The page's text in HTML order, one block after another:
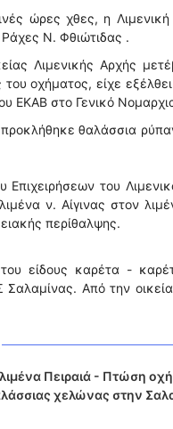
ώρες χθες, η
Ν. Φθιώτιδας .
Λιμενικής Αρχής
του οχήματος, είχε
ΕΚΑΒ στο Γενικό
προκλήθηκε θαλάσσια
Επιχειρήσεων του
ν. Αίγινας στον
περίθαλψης.
είδους καρέτα -
Από την
Πειραιά - Πτώση
χελώνας στην